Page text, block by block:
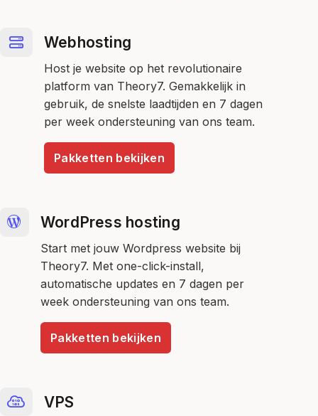
Webhosting
Host je website op het revolutionaire
platform van Theory7. Gemakkelijk in
gebruik, de snelste laadtijden en 7 dagen
per week ondersteuning van ons team.
Pakketten bekijken
WordPress hosting
Start met jouw Wordpress website bij
Theory7. Met one-click-install,
automatische updates en 7 dagen per
week ondersteuning van ons team.
Pakketten bekijken
VPS